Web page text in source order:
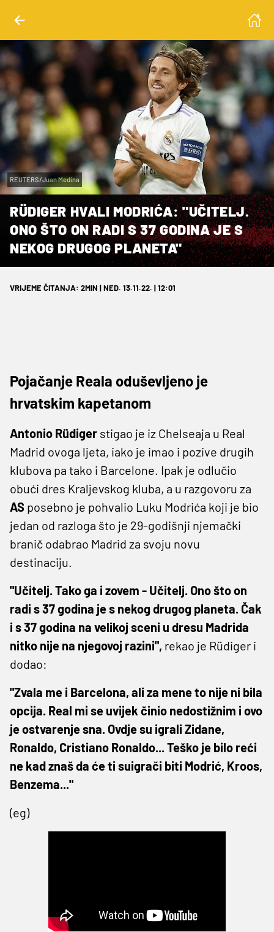
REUTERS/Juan Medina
RÜDIGER HVALI MODRIĆA: "UČITELJ.
ONO ŠTO ON RADI S 37 GODINA JE S
NEKOG DRUGOG PLANETA"
VRIJEME ČITANJA: 2MIN | NED. 13.11.22. | 12:01
Pojačanje Reala oduševljeno je
hrvatskim kapetanom
Antonio Rüdiger stigao je iz Chelseaja u Real
Madrid ovoga ljeta, iako je imao i pozive drugih
klubova pa tako i Barcelone. Ipak je odlučio
obući dres Kraljevskog kluba, a u razgovoru za
AS posebno je pohvalio Luku Modrića koji je bio
jedan od razloga što je 29-godišnji njemački
branič odabrao Madrid za svoju novu
destinaciju.
"Učitelj. Tako ga i zovem - Učitelj. Ono što on
radi s 37 godina je s nekog drugog planeta. Čak
i s 37 godina na velikoj sceni u dresu Madrida
nitko nije na njegovoj razini", rekao je Rüdiger i
dodao:
"Zvala me i Barcelona, ali za mene to nije ni bila
opcija. Real mi se uvijek činio nedostižnim i ovo
je ostvarenje sna. Ovdje su igrali Zidane,
Ronaldo, Cristiano Ronaldo... Teško je bilo reći
ne kad znaš da će ti suigrači biti Modrić, Kroos,
Benzema..."
(eg)